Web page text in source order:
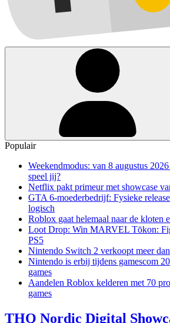
Populair
Weekendmodus: van 8 augustus
speel jij?
Netflix pakt primeur met showcase
GTA 6-moederbedrijf: Fysieke
logisch
Roblox gaat helemaal naar de kloten
Loot Drop: Win MARVEL Tōkon:
PS5
Nintendo Switch 2 verkoopt meer
Nintendo is erbij tijdens gamescom
games
Aandelen Roblox kelderen met 70
games
THQ Nordic Digital